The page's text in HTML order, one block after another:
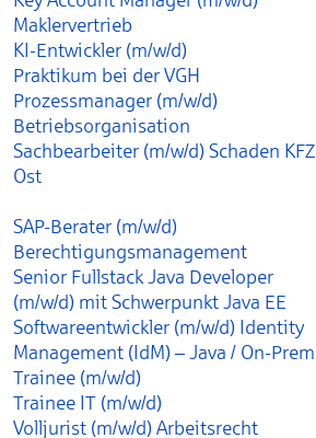
Maklervertrieb
KI-Entwickler (m/w/d)
Praktikum bei der VGH
Prozessmanager (m/w/d)
Betriebsorganisation
Sachbearbeiter (m/w/d) Schaden KFZ
Ost
SAP-Berater (m/w/d)
Berechtigungsmanagement
Senior Fullstack Java Developer
(m/w/d) mit Schwerpunkt Java EE
Softwareentwickler (m/w/d) Identity
Management (IdM) – Java / On-Prem
Trainee (m/w/d)
Trainee IT (m/w/d)
Volljurist (m/w/d) Arbeitsrecht